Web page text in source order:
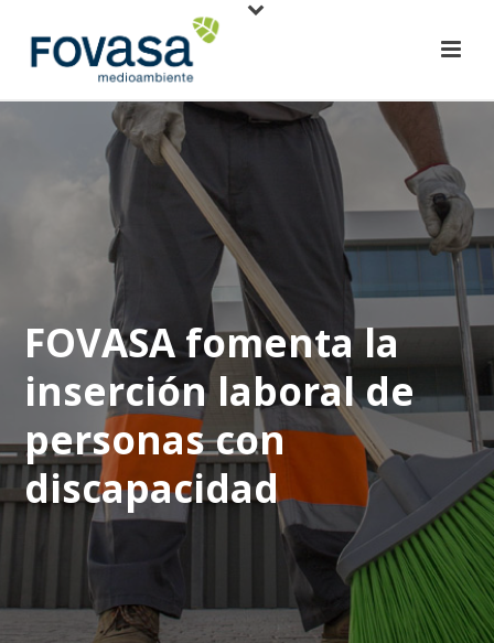
FOVASA fomenta la
inserción laboral de
personas con
discapacidad